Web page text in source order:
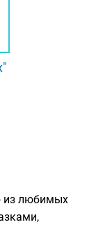
из любимых